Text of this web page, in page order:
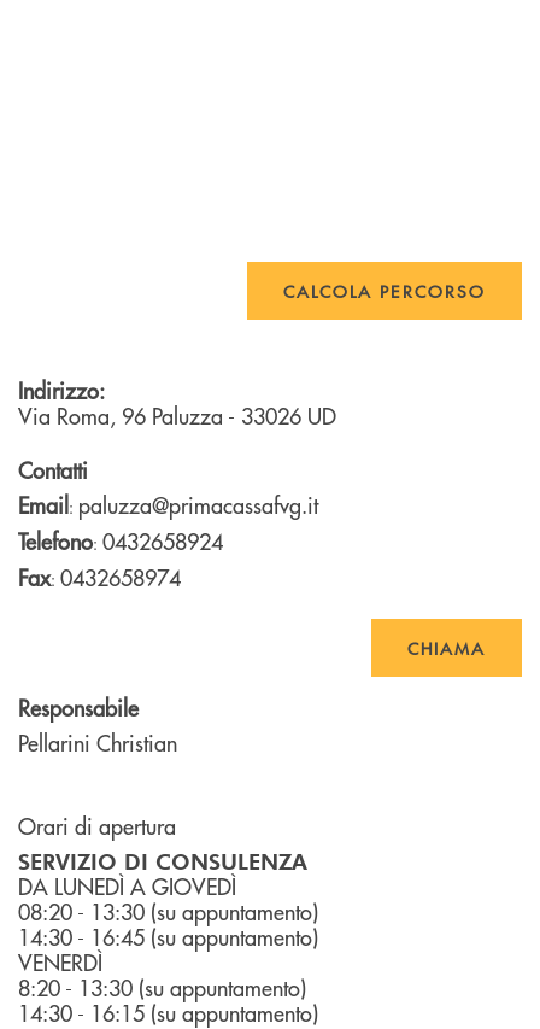
CALCOLA PERCORSO
Indirizzo:
Via Roma, 96 Paluzza - 33026 UD
Contatti
Email: paluzza@primacassafvg.it
Telefono: 0432658924
Fax: 0432658974
CHIAMA
Responsabile
Pellarini Christian
Orari di apertura
SERVIZIO DI CONSULENZA
DA LUNEDÌ A GIOVEDÌ
08:20 - 13:30 (su appuntamento)
14:30 - 16:45 (su appuntamento)
VENERDÌ
8:20 - 13:30 (su appuntamento)
14:30 - 16:15 (su appuntamento)